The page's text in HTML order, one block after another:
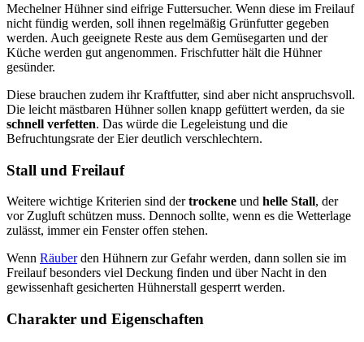
Mechelner Hühner sind eifrige Futtersucher. Wenn diese im Freilauf
nicht fündig werden, soll ihnen regelmäßig Grünfutter gegeben
werden. Auch geeignete Reste aus dem Gemüsegarten und der
Küche werden gut angenommen. Frischfutter hält die Hühner
gesünder.
Diese brauchen zudem ihr Kraftfutter, sind aber nicht anspruchsvoll.
Die leicht mästbaren Hühner sollen knapp gefüttert werden, da sie
schnell verfetten. Das würde die Legeleistung und die
Befruchtungsrate der Eier deutlich verschlechtern.
Stall und Freilauf
Weitere wichtige Kriterien sind dertrockene und helle Stall, der
vor Zugluft schützen muss. Dennoch sollte, wenn es die Wetterlage
zulässt, immer ein Fenster offen stehen.
Wenn Räuberden Hühnern zur Gefahr werden, dann sollen sie im
Freilauf besonders viel Deckung finden und über Nacht in den
gewissenhaft gesicherten Hühnerstall gesperrt werden.
Charakter und Eigenschaften